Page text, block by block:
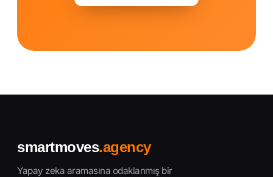
smartmoves.agency
Yapay zeka aramasına odaklanmış bir